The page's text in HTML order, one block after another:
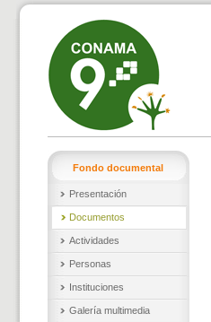
Fondo documental
Presentación
Documentos
Actividades
Personas
Instituciones
Galería multimedia